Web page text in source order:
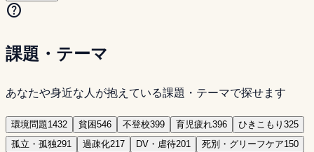
help
課題・テーマ
あなたや身近な人が抱えている課題・テーマで探せます
環境問題1432 貧困546 不登校399 育児疲れ396 ひきこもり 325
孤立・孤独291 過疎化217 DV・虐待201 死別・グリーフケア150